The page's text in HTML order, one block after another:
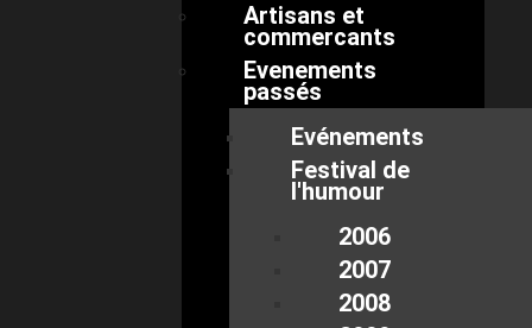
Artisans et
commercants
Evenements
passés
Evénements
Festival de
l'humour
2006
2007
2008